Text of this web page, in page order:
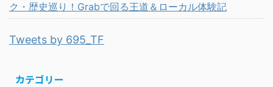
ク・歴史巡り！Grabで回る王道＆ローカル体験記
Tweets by 695_TF
カテゴリー